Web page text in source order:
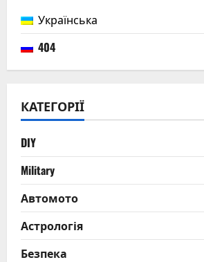
Українська
404
КАТЕГОРІЇ
DIY
Military
Автомото
Астрологія
Безпека